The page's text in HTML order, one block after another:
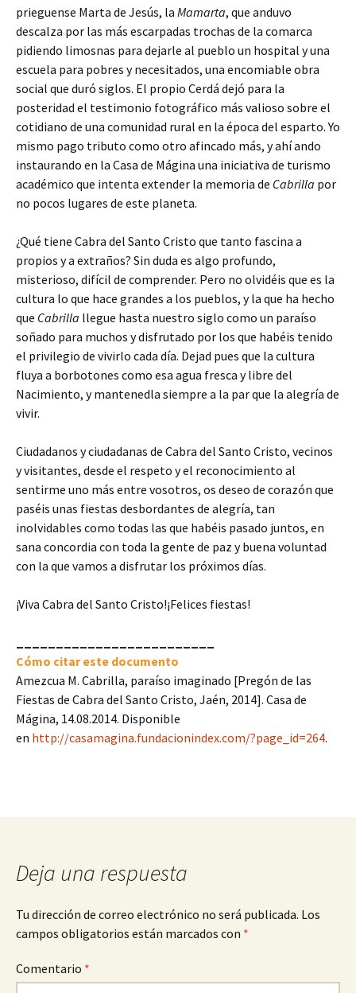
prieguense Marta de Jesús, la Mamarta, que anduvo
descalza por las más escarpadas trochas de la comarca
pidiendo limosnas para dejarle al pueblo un hospital y una
escuela para pobres y necesitados, una encomiable obra
social que duró siglos. El propio Cerdá dejó para la
posteridad el testimonio fotográfico más valioso sobre el
cotidiano de una comunidad rural en la época del esparto. Yo
mismo pago tributo como otro afincado más, y ahí ando
instaurando en la Casa de Mágina una iniciativa de turismo
académico que intenta extender la memoria de Cabrilla por
no pocos lugares de este planeta.
¿Qué tiene Cabra del Santo Cristo que tanto fascina a
propios y a extraños? Sin duda es algo profundo,
misterioso, difícil de comprender. Pero no olvidéis que es la
cultura lo que hace grandes a los pueblos, y la que ha hecho
que Cabrilla llegue hasta nuestro siglo como un paraíso
soñado para muchos y disfrutado por los que habéis tenido
el privilegio de vivirlo cada día. Dejad pues que la cultura
fluya a borbotones como esa agua fresca y libre del
Nacimiento, y mantenedla siempre a la par que la alegría de
vivir.
Ciudadanos y ciudadanas de Cabra del Santo Cristo, vecinos
y visitantes, desde el respeto y el reconocimiento al
sentirme uno más entre vosotros, os deseo de corazón que
paséis unas fiestas desbordantes de alegría, tan
inolvidables como todas las que habéis pasado juntos, en
sana concordia con toda la gente de paz y buena voluntad
con la que vamos a disfrutar los próximos días.
¡Viva Cabra del Santo Cristo!¡Felices fiestas!
Cómo citar este documento
Amezcua M. Cabrilla, paraíso imaginado [Pregón de las
Fiestas de Cabra del Santo Cristo, Jaén, 2014]. Casa de
Mágina, 14.08.2014. Disponible
en http://casamagina.fundacionindex.com/?page_id=264.
Deja una respuesta
Tu dirección de correo electrónico no será publicada. Los
campos obligatorios están marcados con *
Comentario *